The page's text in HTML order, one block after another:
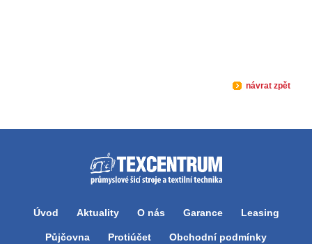
návrat zpět
Úvod Aktuality O nás Garance Leasing
Půjčovna Protiúčet Obchodní podmínky